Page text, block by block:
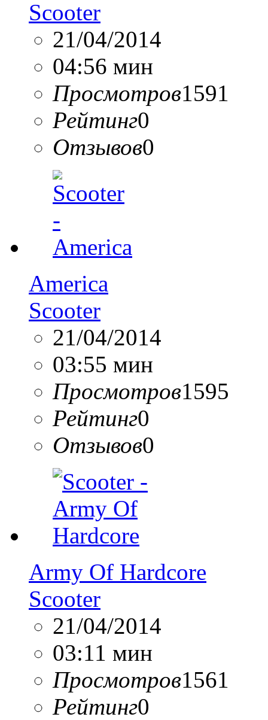
Scooter
21/04/2014
04:56 мин
Просмотров1591
Рейтинг0
Отзывов0
America
Scooter
21/04/2014
03:55 мин
Просмотров1595
Рейтинг0
Отзывов0
Army Of Hardcore
Scooter
21/04/2014
03:11 мин
Просмотров1561
Рейтинг0